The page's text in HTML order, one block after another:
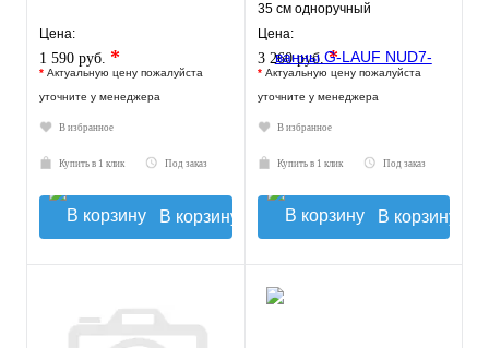
Цена:
1 590 руб. *
* Актуальную цену пожалуйста
уточните у менеджера
В избранное
Купить в 1 клик Под заказ
В корзину
35 см одноручный
Цена:
3 260 руб.*
* Актуальную цену пожалуйста
уточните у менеджера
В избранное
Купить в 1 клик Под заказ
В корзину